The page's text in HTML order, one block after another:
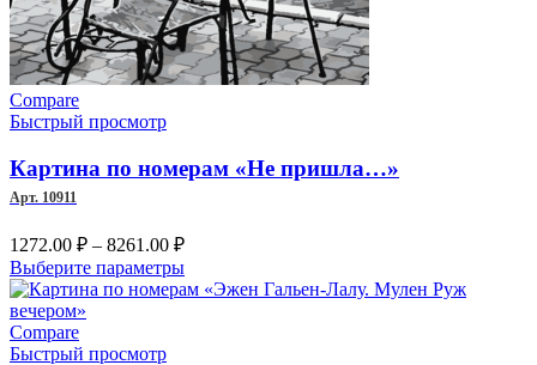
Compare
Быстрый просмотр
Картина по номерам «Не пришла…»
Арт. 10911
1272.00 ₽ – 8261.00 ₽Диапазон
цен:
1272.00 ₽
Выберите параметрыЭтот
товар
Compare
Быстрый просмотр